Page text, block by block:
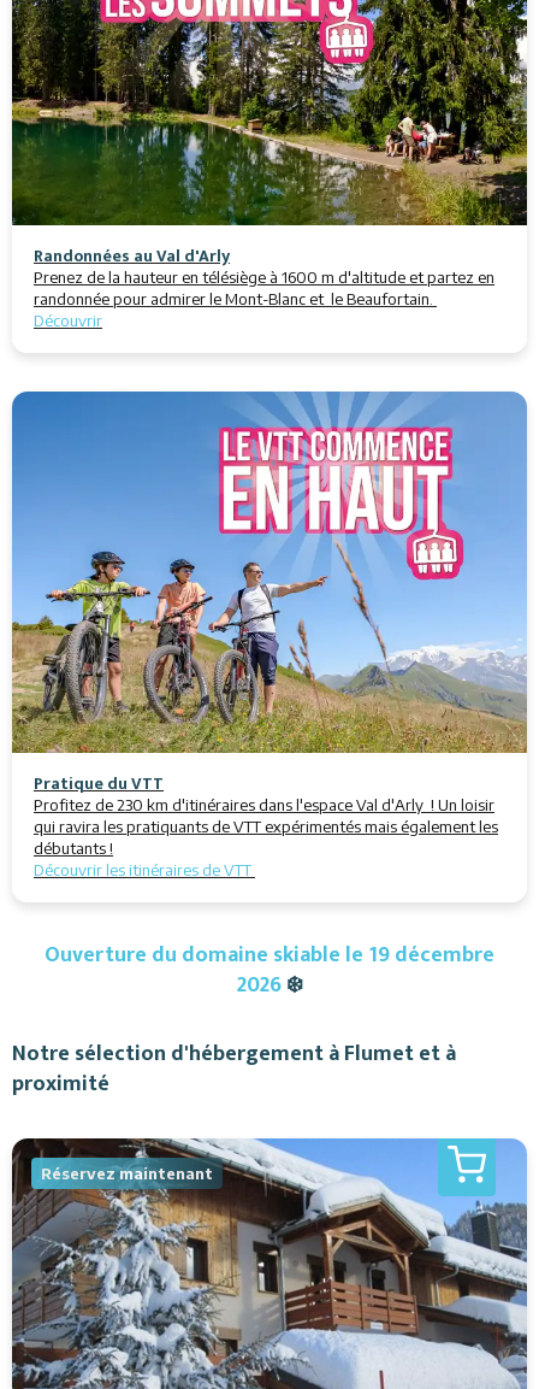
Randonnées au Val d'Arly
Prenez de la hauteur en télésiège à 1600 m d'altitude et partez en
randonnée pour admirer le Mont-Blanc et le Beaufortain.
Découvrir
Pratique du VTT
Profitez de 230 km d'itinéraires dans l'espace Val d'Arly ! Un loisir
qui ravira les pratiquants de VTT expérimentés mais également les
débutants !
Découvrir les itinéraires de VTT
Ouverture du domaine skiable le 19 décembre
2026❄️
Notre sélection d'hébergement à Flumet et à
proximité
Réservez maintenant